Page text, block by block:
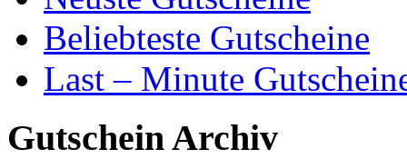
Beliebteste Gutscheine
Last – Minute
Gutschein Archiv